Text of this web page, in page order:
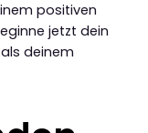
positiven
jetzt dein
deinem